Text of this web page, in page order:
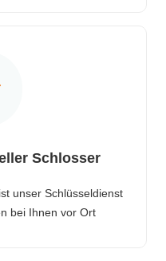
Schlosser
unser Schlüsseldienst
bei Ihnen vor Ort